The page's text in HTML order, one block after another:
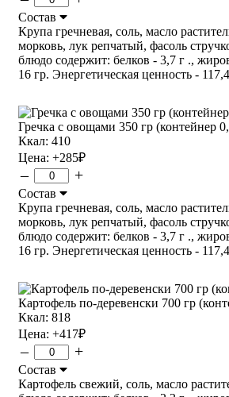
Состав
Крупа гречневая, соль, масло
морковь, лук репчатый, фасоль
блюдо содержит: белков - 3,7 г .,
16 гр. Энергетическая ценность -
Гречка с овощами 350 гр (контейнер
Ккал: 410
Цена: +285₽
– +
Состав
Крупа гречневая, соль, масло
морковь, лук репчатый, фасоль
блюдо содержит: белков - 3,7 г .,
16 гр. Энергетическая ценность -
Картофель по-деревенски 700 гр
Ккал: 818
Цена: +417₽
– +
Состав
Картофель свежий, соль, масло